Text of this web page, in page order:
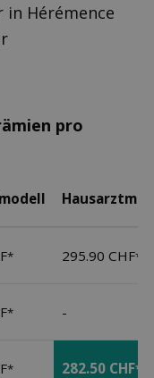
in Hérémence
pro
* 295.90 CHF*
* -
* 282.50 CHF*